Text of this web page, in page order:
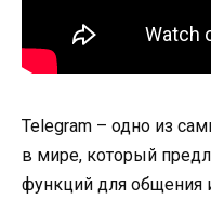
Telegram – одно из
в мире, который
функций для общения